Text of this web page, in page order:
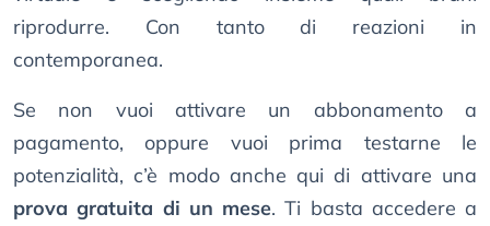
riprodurre. Con tanto di reazioni in
contemporanea.
Se non vuoi attivare un abbonamento a
pagamento, oppure vuoi prima testarne le
potenzialità, c’è modo anche qui di attivare una
prova gratuita di un mese. Ti basta accedere a